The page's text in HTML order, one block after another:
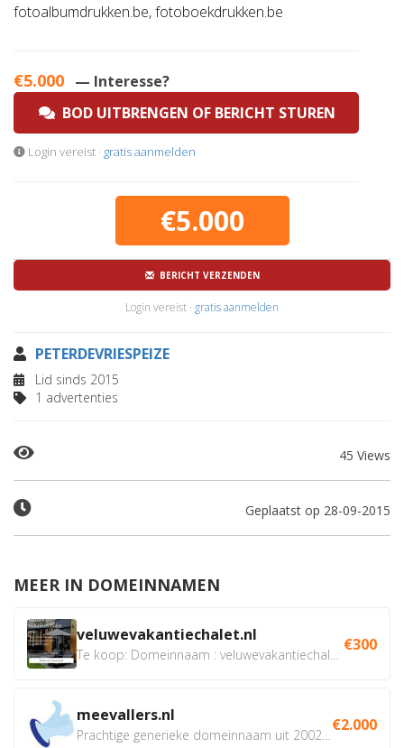
fotoalbumdrukken.be, fotoboekdrukken.be
€5.000 — Interesse?
BOD UITBRENGEN OF BERICHT STUREN
Login vereist · gratis aanmelden
€5.000
BERICHT VERZENDEN
Login vereist · gratis aanmelden
PETERDEVRIESPEIZE
Lid sinds 2015
1 advertenties
45 Views
Geplaatst op 28-09-2015
MEER IN DOMEINNAMEN
veluwevakantiechalet.nl €300
meevallers.nl €2.000